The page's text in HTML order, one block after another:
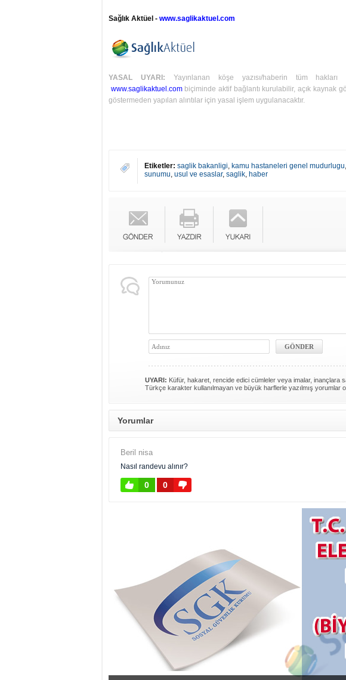
Sağlık Aktüel - www.saglikaktuel.com
YASAL UYARI: Yayınlanan köşe yazısı/haberin tüm hakları
www.saglikaktuel.combiçiminde aktif bağlantı kurulabilir, açık kaynak
göstermeden yapılan alıntılar için yasal işlem uygulanacaktır.
Etiketler: saglik bakanligi, kamu hastaneleri genel mudurlugu,
sunumu, usul ve esaslar, saglik, haber
UYARI: Küfür, hakaret, rencide edici cümleler veya imalar, inançlara
Türkçe karakter kullanılmayan ve büyük harflerle yazılmış yorumlar
Yorumlar
Beril nisa
Nasıl randevu alınır?
0 0